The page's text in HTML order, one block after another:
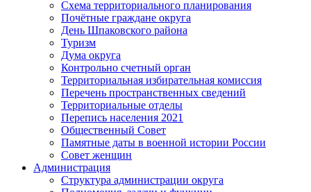
Схема территориального планирования
Почётные граждане округа
День Шпаковского района
Туризм
Дума округа
Контрольно счетный орган
Территориальная избирательная комиссия
Перечень пространственных сведений
Территориальные отделы
Перепись населения 2021
Общественный Совет
Памятные даты в военной истории России
Совет женщин
Администрация
Структура администрации округа